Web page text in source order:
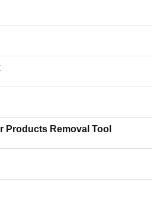
Products Removal Tool